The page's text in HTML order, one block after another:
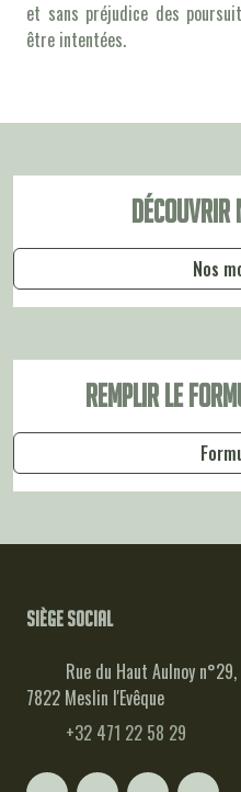
et sans préjudice des
être intentées.
Découvrir
Nos
Remplir le
Siège social
Rue du Haut Aulnoy n°29,
7822 Meslin l'Evêque
+32 471 22 58 29